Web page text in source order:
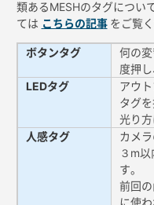
類あるMESHのタグについ
ては こちらの記事 をご覧く
ボタンタグ
何の
度押
LEDタグ
アウ
タグ
光り方
人感タグ
カメ
３m
す。
前回